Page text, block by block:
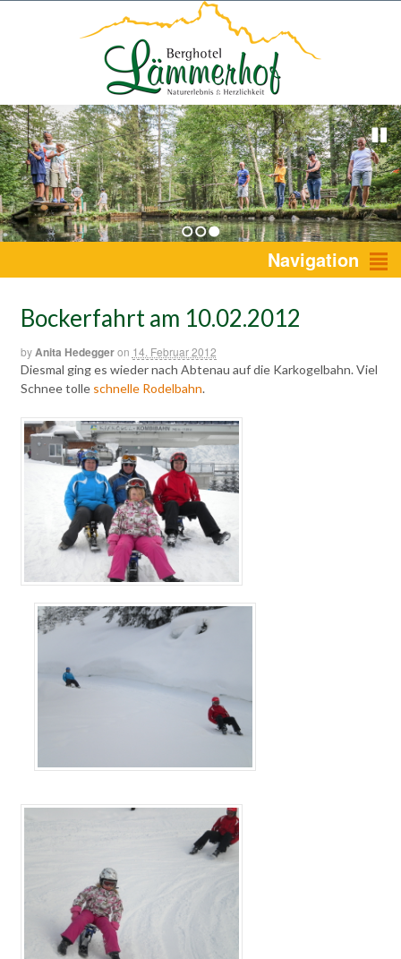
1 2 3 Navigation
Bockerfahrt am 10.02.2012
byAnita Hedeggeron 14. Februar 2012
Diesmal ging es wieder nach Abtenau auf die Karkogelbahn. Viel
Schnee tolleschnelle Rodelbahn.